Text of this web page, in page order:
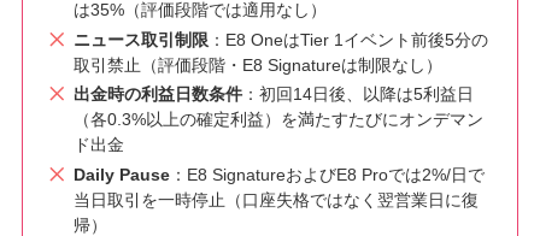
は35%（評価段階では適用なし）
ニュース取引制限 ：E8 OneはTier 1イベント前後5分の
取引禁止（評価段階・E8 Signatureは制限なし）
出金時の利益日数条件：初回14日後、以降は5利益日
（各0.3%以上の確定利益）を満たすたびにオンデマン
ド出金
Daily Pause：E8 SignatureおよびE8 Proでは2%/日で
当日取引を一時停止（口座失格ではなく翌営業日に復
帰）